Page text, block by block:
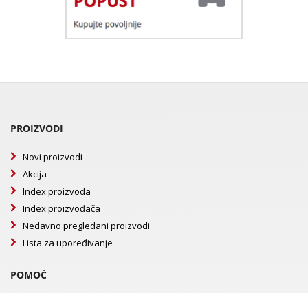
PROIZVODI
Novi proizvodi
Akcija
Index proizvoda
Index proizvođača
Nedavno pregledani proizvodi
Lista za upoređivanje
POMOĆ